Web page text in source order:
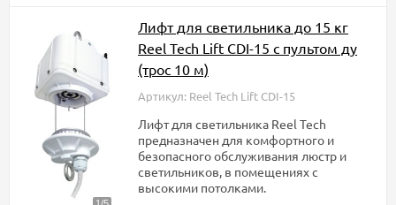
Лифт для светильника до 15 кг
Reel Tech Lift CDI-15 с пультом ду
(трос 10 м)
Артикул: Reel Tech Lift CDI-15
Лифт для светильника Reel Tech
предназначен для комфортного и
безопасного обслуживания люстр и
светильников, в помещениях с
высокими потолками.